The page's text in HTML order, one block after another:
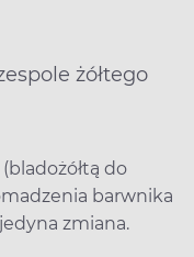
żółtego
do
barwnika
zmiana.